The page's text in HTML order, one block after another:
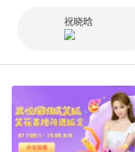
祝晓晗